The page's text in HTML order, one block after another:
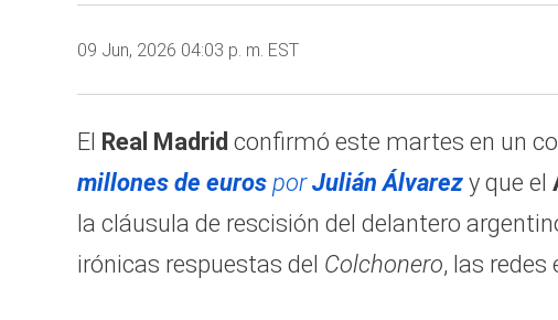
09 Jun, 2026 04:03 p. m. EST
El Real Madrid confirmó este martes en un
millones de euros porJulián Álvarez y que el
la cláusula de rescisión del delantero
irónicas respuestas del Colchonero, las redes